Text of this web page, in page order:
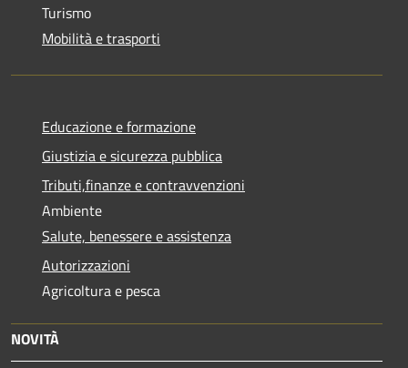
Turismo
Mobilità e trasporti
Educazione e formazione
Giustizia e sicurezza pubblica
Tributi,finanze e contravvenzioni
Ambiente
Salute, benessere e assistenza
Autorizzazioni
Agricoltura e pesca
NOVITÀ